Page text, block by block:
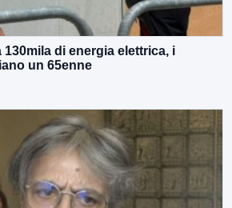
di energia elettrica, i
un 65enne